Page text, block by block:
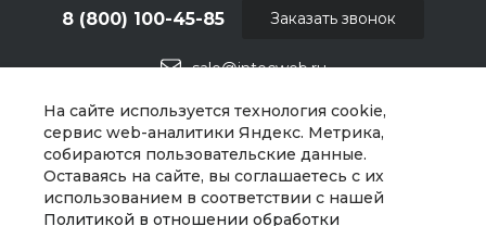
На сайте используется технология cookie,
сервис web-аналитики Яндекс. Метрика,
собираются пользовательские данные.
Оставаясь на сайте, вы соглашаетесь с их
использованием в соответствии с нашей
Политикой в отношении обработки
sale@intecweb.ru
8 (800) 100-45-85
г. Москва, ул. Люсиновская, д. 39
Заказать звонок